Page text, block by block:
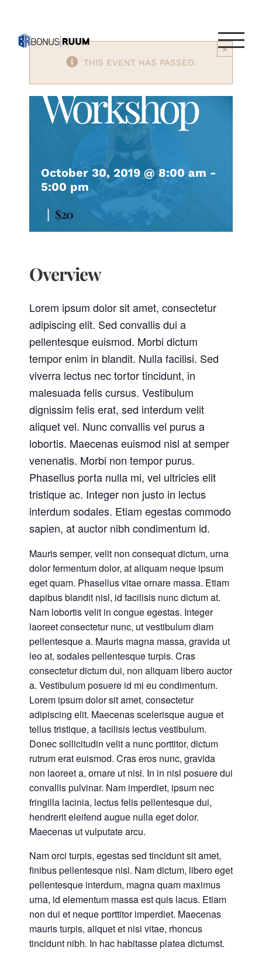
content
×
THIS EVENT HAS PASSED.
Freshers
Workshop
October 30, 2019 @ 8:00 am -
5:00 pm
| $20
Overview
Lorem ipsum dolor sit amet, consectetur
adipiscing elit. Sed convallis dui a
pellentesque euismod. Morbi dictum
tempor enim in blandit. Nulla facilisi. Sed
viverra lectus nec tortor tincidunt, in
malesuada felis cursus. Vestibulum
dignissim felis erat, sed interdum velit
aliquet vel. Nunc convallis vel purus a
lobortis. Maecenas euismod nisl at semper
venenatis. Morbi non tempor purus.
Phasellus porta nulla mi, vel ultricies elit
tristique ac. Integer non justo in lectus
interdum sodales. Etiam egestas commodo
sapien, at auctor nibh condimentum id.
Mauris semper, velit non consequat dictum, urna
dolor fermentum dolor, at aliquam neque ipsum
eget quam. Phasellus vitae ornare massa. Etiam
dapibus blandit nisl, id facilisis nunc dictum at.
Nam lobortis velit in congue egestas. Integer
laoreet consectetur nunc, ut vestibulum diam
pellentesque a. Mauris magna massa, gravida ut
leo at, sodales pellentesque turpis. Cras
consectetur dictum dui, non aliquam libero auctor
a. Vestibulum posuere id mi eu condimentum.
Lorem ipsum dolor sit amet, consectetur
adipiscing elit. Maecenas scelerisque augue et
tellus tristique, a facilisis lectus vestibulum.
Donec sollicitudin velit a nunc porttitor, dictum
rutrum erat euismod. Cras eros nunc, gravida
non laoreet a, ornare ut nisi. In in nisl posuere dui
convallis pulvinar. Nam imperdiet, ipsum nec
fringilla lacinia, lectus felis pellentesque dui,
hendrerit eleifend augue nulla eget dolor.
Maecenas ut vulputate arcu.
Nam orci turpis, egestas sed tincidunt sit amet,
finibus pellentesque nisi. Nam dictum, libero eget
pellentesque interdum, magna quam maximus
urna, id elementum massa est quis lacus. Etiam
non dui et neque porttitor imperdiet. Maecenas
mauris turpis, aliquet et nisi vitae, rhoncus
tincidunt nibh. In hac habitasse platea dictumst.